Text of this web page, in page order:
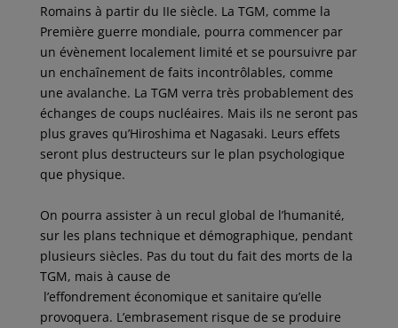
Romains à partir du IIe siècle. La TGM, comme la
Première guerre mondiale, pourra commencer par
un évènement localement limité et se poursuivre par
un enchaînement de faits incontrôlables, comme
une avalanche. La TGM verra très probablement des
échanges de coups nucléaires. Mais ils ne seront pas
plus graves qu’Hiroshima et Nagasaki. Leurs effets
seront plus destructeurs sur le plan psychologique
que physique.
On pourra assister à un recul global de l’humanité,
sur les plans technique et démographique, pendant
plusieurs siècles. Pas du tout du fait des morts de la
TGM, mais à cause de
l’effondrement économique et sanitaire qu’elle
provoquera. L’embrasement risque de se produire